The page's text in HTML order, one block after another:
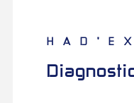
HAD'EX
diagnostics DPE à Nogent-le-